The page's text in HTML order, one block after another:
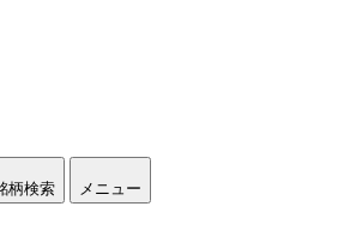
柄検索 メニュー